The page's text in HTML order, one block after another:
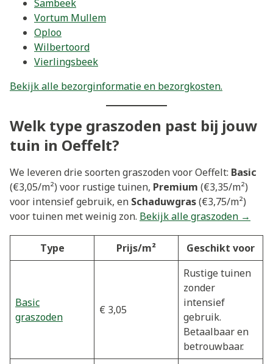
Sambeek
Vortum Mullem
Oploo
Wilbertoord
Vierlingsbeek
Bekijk alle bezorginformatie en bezorgkosten.
Welk type graszoden past bij jouw
tuin in Oeffelt?
We leveren drie soorten graszoden voor Oeffelt: Basic
(€3,05/m²) voor rustige tuinen, Premium (€3,35/m²)
voor intensief gebruik, en Schaduwgras(€3,75/m²)
voor tuinen met weinig zon. Bekijk alle graszoden →
Type Prijs/m² Geschikt voor
Basic
graszoden
€ 3,05
Rustige tuinen
zonder
intensief
gebruik.
Betaalbaar en
betrouwbaar.